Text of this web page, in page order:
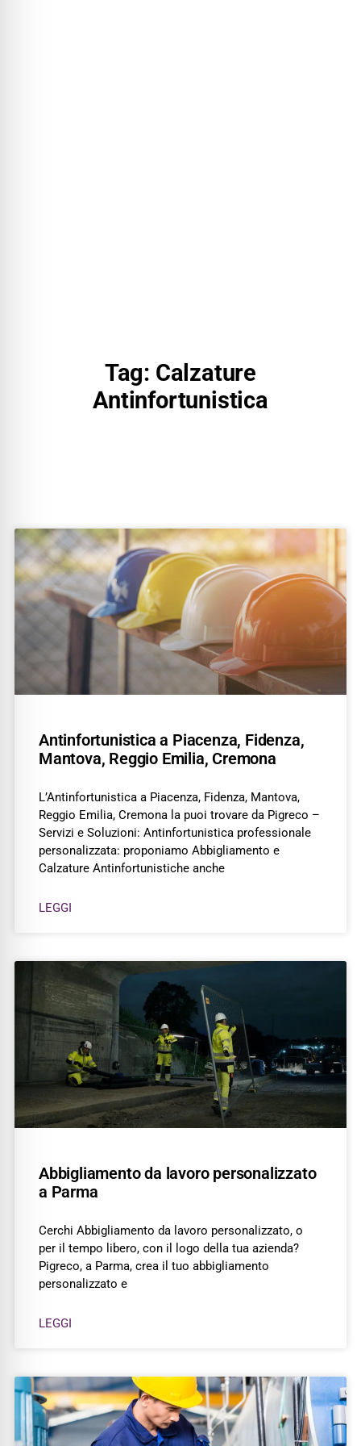
Tag: Calzature
Antinfortunistica
Antinfortunistica a Piacenza, Fidenza,
Mantova, Reggio Emilia, Cremona
L’Antinfortunistica a Piacenza, Fidenza, Mantova,
Reggio Emilia, Cremona la puoi trovare da Pigreco –
Servizi e Soluzioni: Antinfortunistica professionale
personalizzata: proponiamo Abbigliamento e
Calzature Antinfortunistiche anche
LEGGI
Abbigliamento da lavoro personalizzato
a Parma
Cerchi Abbigliamento da lavoro personalizzato, o
per il tempo libero, con il logo della tua azienda?
Pigreco, a Parma, crea il tuo abbigliamento
personalizzato e
LEGGI